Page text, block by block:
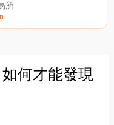
所
何才能發現